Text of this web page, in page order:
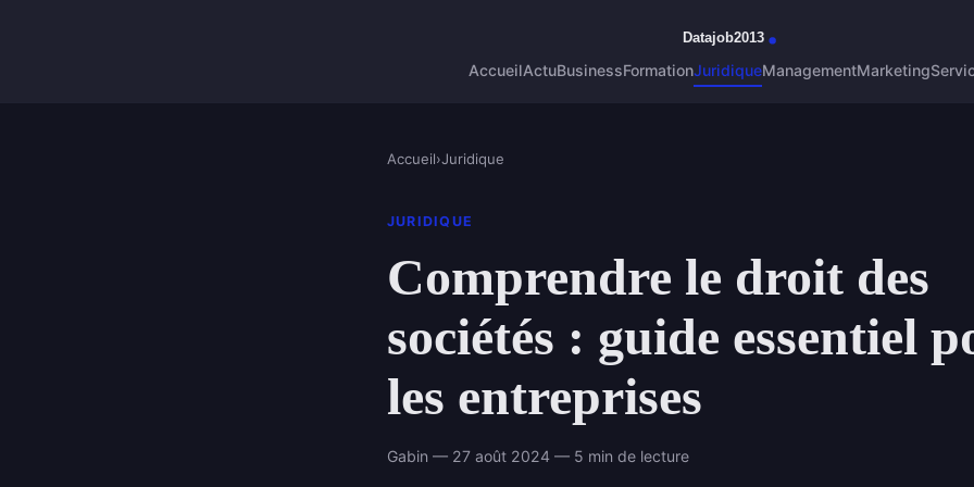
AccueilActuBusinessFormationJuridiqueManagementMarketing
Accueil›Juridique
JURIDIQUE
Comprendre le droit des
sociétés : guide essentiel
les entreprises
Gabin — 27 août 2024 — 5 min de lecture